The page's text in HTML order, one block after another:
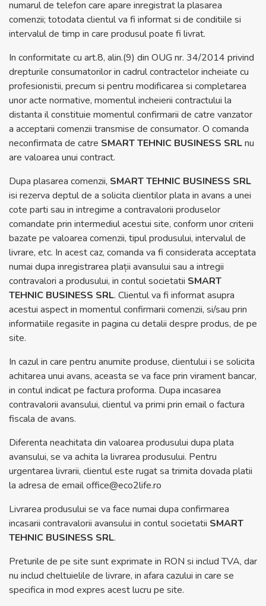
numarul de telefon care apare inregistrat la plasarea
comenzii; totodata clientul va fi informat si de conditiile si
intervalul de timp in care produsul poate fi livrat.
In conformitate cu art.8, alin.(9) din OUG nr. 34/2014 privind
drepturile consumatorilor in cadrul contractelor incheiate cu
profesionistii, precum si pentru modificarea si completarea
unor acte normative, momentul incheierii contractului la
distanta il constituie momentul confirmarii de catre vanzator
a acceptarii comenzii transmise de consumator. O comanda
neconfirmata de catre SMART TEHNIC BUSINESS SRLnu
are valoarea unui contract.
Dupa plasarea comenzii, SMART TEHNIC BUSINESS SRL
isi rezerva deptul de a solicita clientilor plata in avans a unei
cote parti sau in intregime a contravalorii produselor
comandate prin intermediul acestui site, conform unor criterii
bazate pe valoarea comenzii, tipul produsului, intervalul de
livrare, etc. In acest caz, comanda va fi considerata acceptata
numai dupa inregistrarea plații avansului sau a intregii
contravalori a produsului, in contul societatii SMART
TEHNIC BUSINESS SRL. Clientul va fi informat asupra
acestui aspect in momentul confirmarii comenzii, si/sau prin
informatiile regasite in pagina cu detalii despre produs, de pe
site.
In cazul in care pentru anumite produse, clientului i se solicita
achitarea unui avans, aceasta se va face prin virament bancar,
in contul indicat pe factura proforma. Dupa incasarea
contravalorii avansului, clientul va primi prin email o factura
fiscala de avans.
Diferenta neachitata din valoarea produsului dupa plata
avansului, se va achita la livrarea produsului. Pentru
urgentarea livrarii, clientul este rugat sa trimita dovada platii
la adresa de emailoffice@eco2life.ro
Livrarea produsului se va face numai dupa confirmarea
incasarii contravalorii avansului in contul societatii SMART
TEHNIC BUSINESS SRL.
Preturile de pe site sunt exprimate in RON si includ TVA, dar
nu includ cheltuielile de livrare, in afara cazului in care se
specifica in mod expres acest lucru pe site.